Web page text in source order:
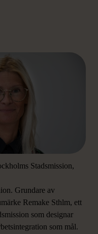
Stadsmission,
Grundare av
Remake Sthlm, ett
som designar
som mål.